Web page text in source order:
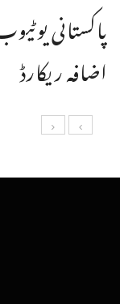
پاکستانی
اضافہ ریکارڈ